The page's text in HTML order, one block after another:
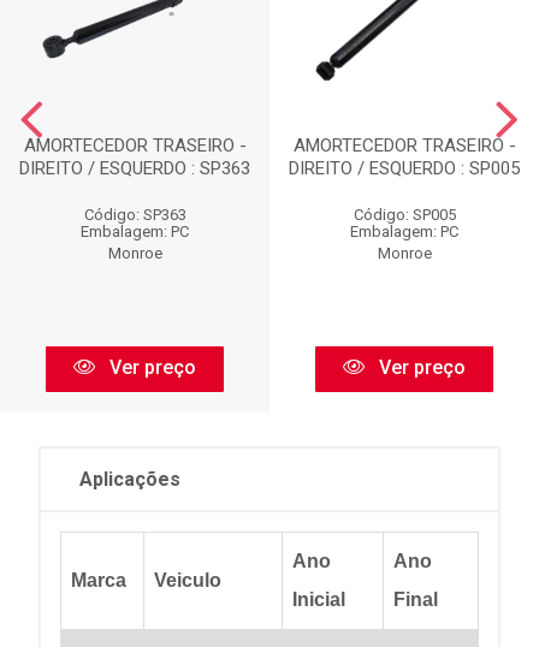
AMORTECEDOR TRASEIRO -
DIREITO / ESQUERDO : SP363
Código: SP363
Embalagem: PC
Monroe
Ver preço
AMORTECEDOR TRASEIRO -
DIREITO / ESQUERDO : SP005
Código: SP005
Embalagem: PC
Monroe
Ver preço
Aplicações
Marca Veiculo
Ano
Inicial
Ano
Final